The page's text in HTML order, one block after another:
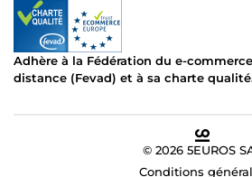
Adhère à la Fédération du e-
distance (Fevad) et à sa charte
© 2026 5EUROS
Conditions